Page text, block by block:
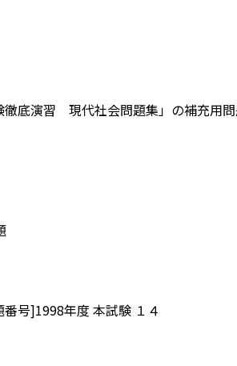
底演習 現代社会問題集」の補充用問
号]1998年度 本試験 １４